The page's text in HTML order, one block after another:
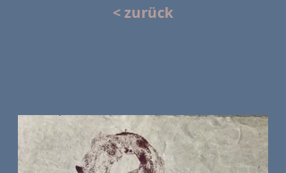
< zurück